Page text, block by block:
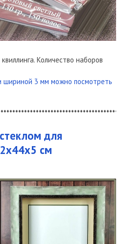
Количество наборов
шириной 3 мм можно посмотреть
для
см